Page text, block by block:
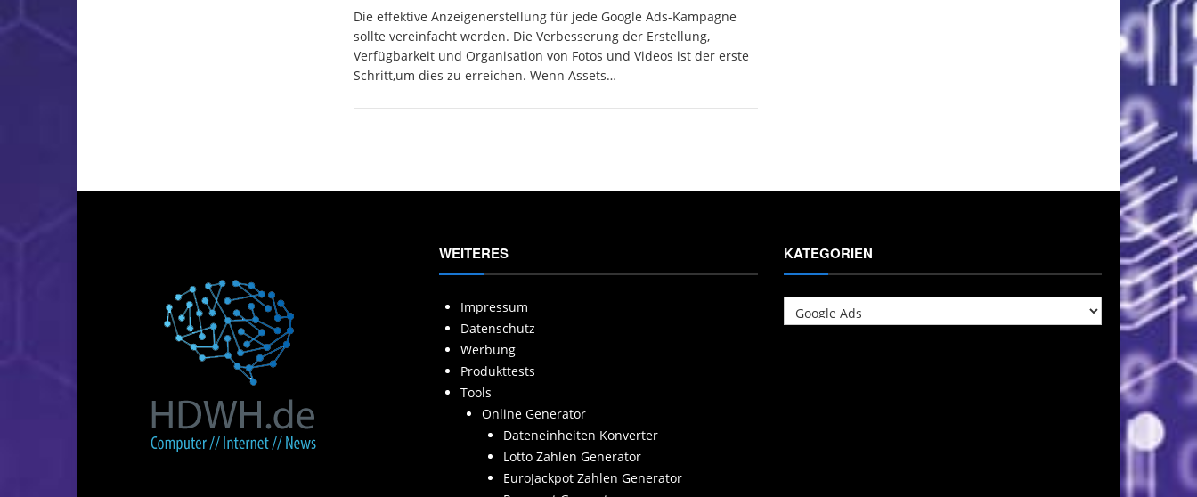
Die effektive Anzeigenerstellung für jede Google Ads-Kampagne
sollte vereinfacht werden. Die Verbesserung der Erstellung,
Verfügbarkeit und Organisation von Fotos und Videos ist der erste
Schritt,um dies zu erreichen. Wenn Assets…
WEITERES
Impressum
Datenschutz
Werbung
Produkttests
Tools
Online Generator
Dateneinheiten Konverter
Lotto Zahlen Generator
EuroJackpot Zahlen Generator
KATEGORIEN
Kategorien